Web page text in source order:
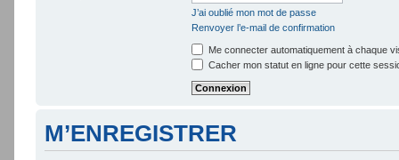
J’ai oublié mon mot de passe
Renvoyer l’e-mail de confirmation
Me connecter automatiquement à chaque
Cacher mon statut en ligne pour cette
M’ENREGISTRER